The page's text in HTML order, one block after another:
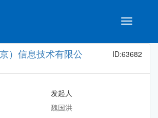
Toggle
）信息技术有限公 ID:63682
发起人
魏国洪